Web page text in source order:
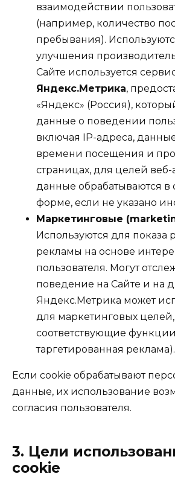
взаимодействии
(например, количество
пребывания).
улучшения
Сайте используется
Яндекс.Метрика,
«Яндекс» (Россия),
данные о поведении
включая IP-адреса,
времени посещения и
страницах, для целей веб-
данные обрабатываются в
форме, если не указано
Маркетинговые
Используются для показа
рекламы на основе
пользователя. Могут
поведение на Сайте и на
Яндекс.Метрика может
для маркетинговых
соответствующие
таргетированная реклама).
Если cookie обрабатывают
данные, их использование
согласия пользователя.
3. Цели
cookie